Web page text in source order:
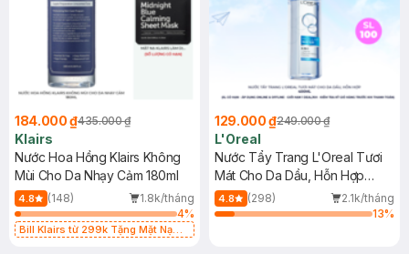
184.000 ₫435.000 ₫
Klairs
Nước Hoa Hồng Klairs Không
Mùi Cho Da Nhạy Cảm 180ml
4.8 (148)
1.8k/tháng
4%
Bill Klairs từ 299k Tặng Mặt Nạ
129.000 ₫249.000 ₫
L'Oreal
Nước Tẩy Trang L'Oreal Tươi
Mát Cho Da Dầu, Hỗn Hợp
400ml
4.8 (298)
2.1k/tháng
13%